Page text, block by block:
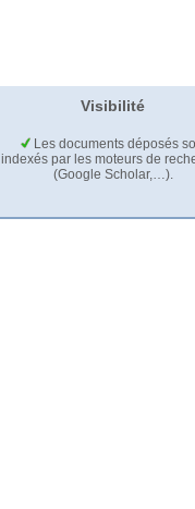
Visibilité
Les documents déposés
indexés par les moteurs de
(Google Scholar,…).